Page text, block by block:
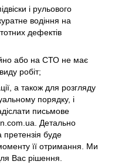
і рульового
водіння на
дефектів
або на СТО не має
робіт;
а також для розгляду
порядку, і
письмове
Детально
буде
її отримання. Ми
Вас рішення.